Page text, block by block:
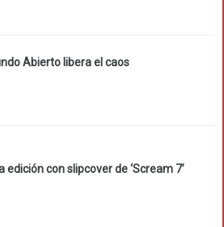
Abierto libera el caos
edición con slipcover de ‘Scream 7’